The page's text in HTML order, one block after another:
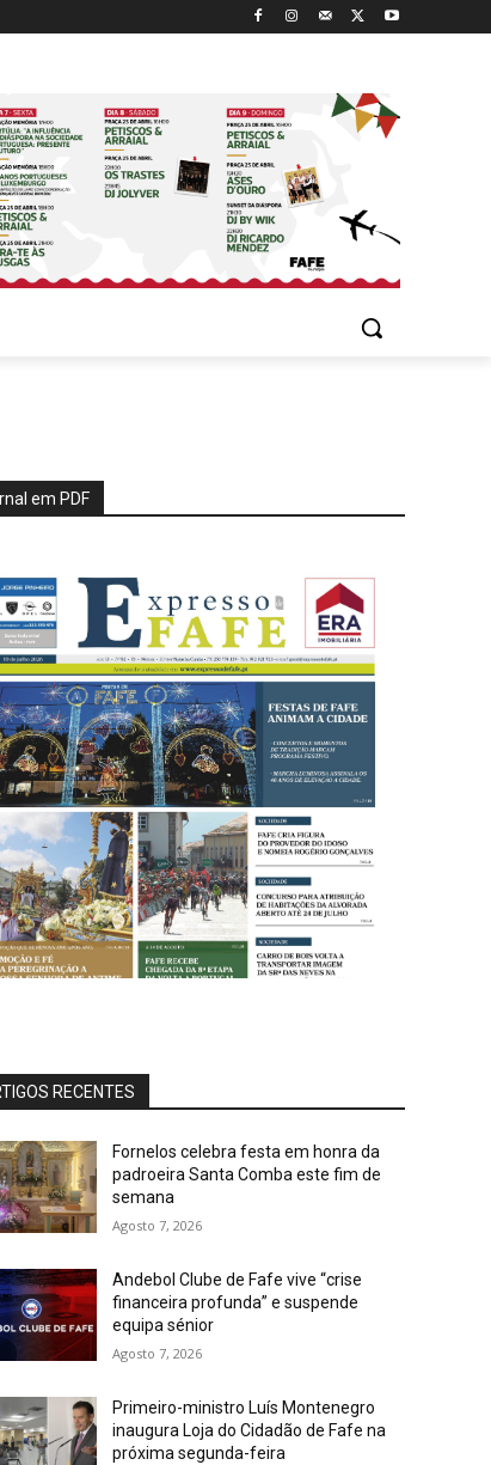
em PDF
RECENTES
Fornelos celebra festa em honra da
padroeira Santa Comba este fim de
semana
Agosto 7, 2026
Andebol Clube de Fafe vive “crise
financeira profunda” e suspende
equipa sénior
Agosto 7, 2026
Primeiro-ministro Luís Montenegro
inaugura Loja do Cidadão de Fafe na
próxima segunda-feira